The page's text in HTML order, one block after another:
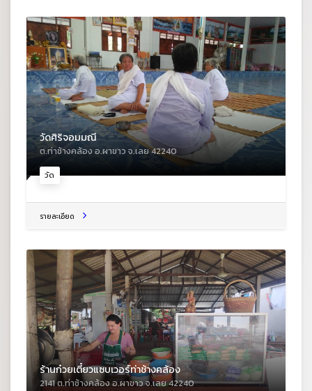
วัด
วัดศิริจอมมณี
ต.ท่าช้างคล้อง อ.ผาขาว จ.เลย 42240
รายละเอียด
ร้านก๋วยเตี๋ยวแซบเวอร์ท่าช้างคล้อง
2141 ต.ท่าช้างคล้อง อ.ผาขาว จ.เลย 42240